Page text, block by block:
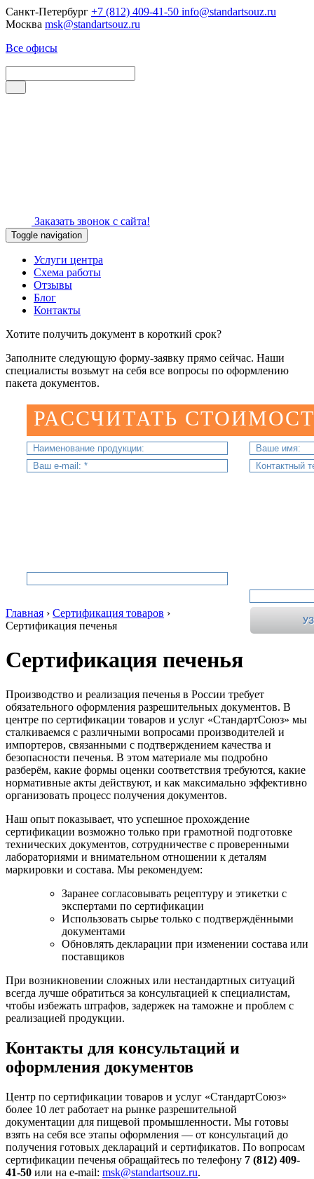
Санкт-Петербург +7 (812) 409-41-50 info@standartsouz.ru
Москва msk@standartsouz.ru
Все офисы
Заказать звонок с сайта!
Toggle navigation
Услуги центра
Схема работы
Отзывы
Блог
Контакты
Хотите получить документ в короткий срок?
Заполните следующую форму-заявку прямо сейчас. Наши
специалисты возьмут на себя все вопросы по оформлению
пакета документов.
РАССЧИТАТЬ
Главная › Сертификация товаров ›
Сертификация печенья
Сертификация печенья
Производство и реализация печенья в России требует
обязательного оформления разрешительных документов. В
центре по сертификации товаров и услуг «СтандартСоюз» мы
сталкиваемся с различными вопросами производителей и
импортеров, связанными с подтверждением качества и
безопасности печенья. В этом материале мы подробно
разберём, какие формы оценки соответствия требуются, какие
нормативные акты действуют, и как максимально эффективно
организовать процесс получения документов.
Наш опыт показывает, что успешное прохождение
сертификации возможно только при грамотной подготовке
технических документов, сотрудничестве с проверенными
лабораториями и внимательном отношении к деталям
маркировки и состава. Мы рекомендуем:
Заранее согласовывать рецептуру и этикетки с
экспертами по сертификации
Использовать сырье только с подтверждёнными
документами
Обновлять декларации при изменении состава или
поставщиков
При возникновении сложных или нестандартных ситуаций
всегда лучше обратиться за консультацией к специалистам,
чтобы избежать штрафов, задержек на таможне и проблем с
реализацией продукции.
Контакты для консультаций и
оформления документов
Центр по сертификации товаров и услуг «СтандартСоюз»
более 10 лет работает на рынке разрешительной
документации для пищевой промышленности. Мы готовы
взять на себя все этапы оформления — от консультаций до
получения готовых деклараций и сертификатов. По вопросам
сертификации печенья обращайтесь по телефону 7 (812) 409-
41-50 или на e-mail: msk@standartsouz.ru.